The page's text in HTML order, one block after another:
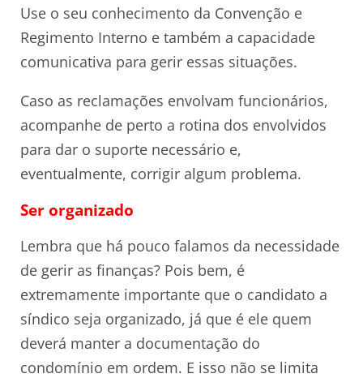
Use o seu conhecimento da Convenção e
Regimento Interno e também a capacidade
comunicativa para gerir essas situações.
Caso as reclamações envolvam funcionários,
acompanhe de perto a rotina dos envolvidos
para dar o suporte necessário e,
eventualmente, corrigir algum problema.
Ser organizado
Lembra que há pouco falamos da necessidade
de gerir as finanças? Pois bem, é
extremamente importante que o candidato a
síndico seja organizado, já que é ele quem
deverá manter a documentação do
condomínio em ordem. E isso não se limita